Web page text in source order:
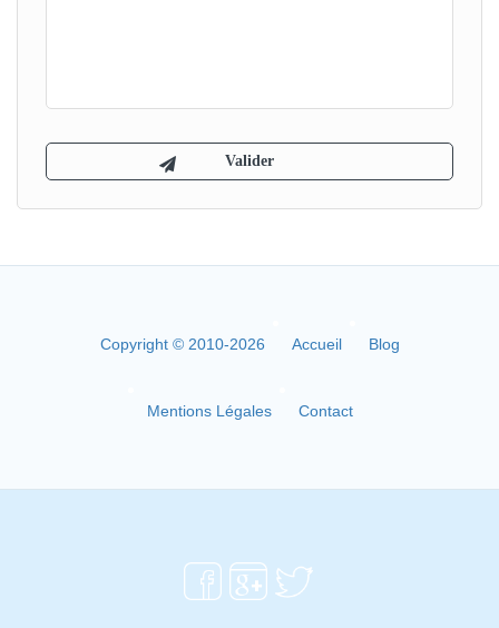
Copyright © 2010-2026 Accueil Blog
Mentions Légales Contact